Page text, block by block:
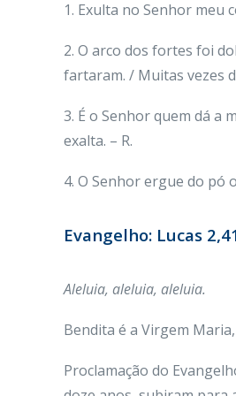
1. Exulta no Senhor meu
2. O arco dos fortes foi
fartaram. / Muitas vezes
3. É o Senhor quem dá a
exalta. – R.
4. O Senhor ergue do pó
Evangelho: Lucas
Aleluia, aleluia, aleluia.
Bendita é a Virgem
Proclamação do